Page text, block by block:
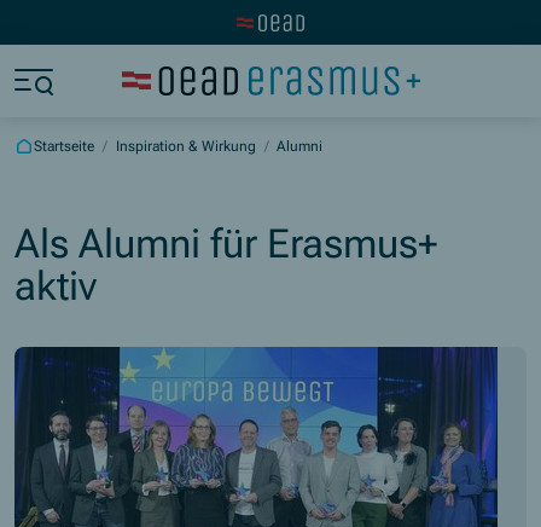
Startseite / Inspiration & Wirkung / Alumni
Als Alumni für Erasmus+
aktiv